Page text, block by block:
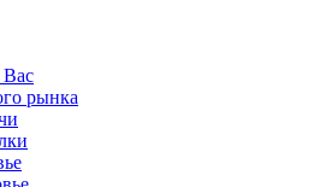
Вас
рынка